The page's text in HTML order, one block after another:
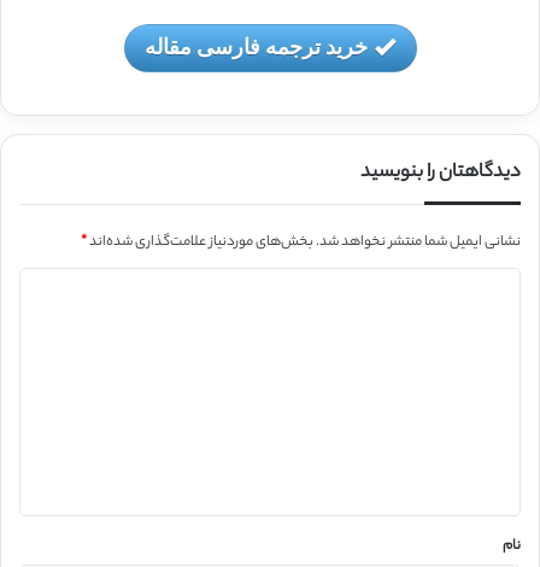
خرید ترجمه فارسی مقاله
دیدگاهتان را بنویسید
نشانی ایمیل شما منتشر نخواهد شد.بخش‌های موردنیاز علامت‌گذاری شده‌اند*
نام